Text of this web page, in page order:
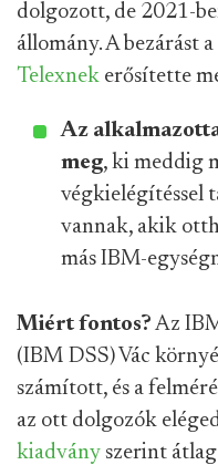
dolgozott, de 2021-
állomány. A bezárást
Telexnek erősítette
Az
meg, ki meddig
végkielégítéssel
vannak, akik
más IBM-
Miért fontos? Az
(IBM DSS) Vác
számított, és a
az ott dolgozók
kiadvány szerint